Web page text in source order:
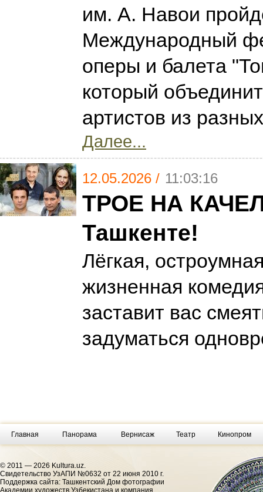
им. А. Навои
Международный
оперы и балета
который
артистов из
Далее...
12.05.2026 / 11:03:16
ТРОЕ НА
Ташкенте!
Лёгкая,
жизненная
заставит вас
задуматься
Главная Панорама Вернисаж Театр Кинопром
© 2011 — 2026 Kultura.uz.
Cвидетельство УзАПИ №0632 от 22 июня 2010 г.
Поддержка сайта: Ташкентский Дом фотографии
Академии художеств Узбекистана и компания